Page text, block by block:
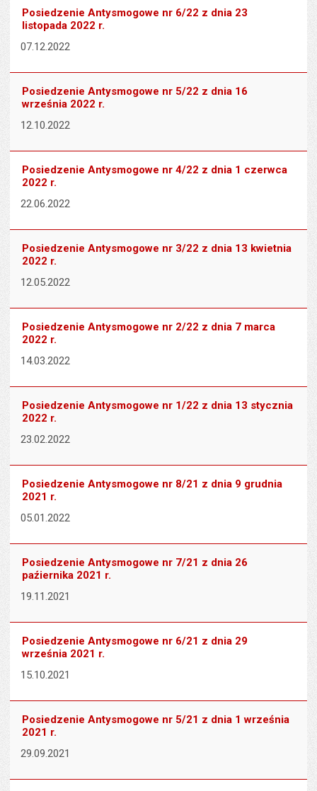
Posiedzenie Antysmogowe nr 6/22 z dnia 23
listopada 2022 r.
07.12.2022
Posiedzenie Antysmogowe nr 5/22 z dnia 16
września 2022 r.
12.10.2022
Posiedzenie Antysmogowe nr 4/22 z dnia 1 czerwca
2022 r.
22.06.2022
Posiedzenie Antysmogowe nr 3/22 z dnia 13 kwietnia
2022 r.
12.05.2022
Posiedzenie Antysmogowe nr 2/22 z dnia 7 marca
2022 r.
14.03.2022
Posiedzenie Antysmogowe nr 1/22 z dnia 13 stycznia
2022 r.
23.02.2022
Posiedzenie Antysmogowe nr 8/21 z dnia 9 grudnia
2021 r.
05.01.2022
Posiedzenie Antysmogowe nr 7/21 z dnia 26
paźiernika 2021 r.
19.11.2021
Posiedzenie Antysmogowe nr 6/21 z dnia 29
września 2021 r.
15.10.2021
Posiedzenie Antysmogowe nr 5/21 z dnia 1 września
2021 r.
29.09.2021